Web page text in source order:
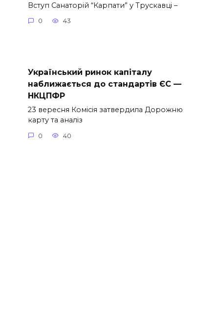
Вступ Санаторій “Карпати” у Трускавці –
0 43
Український ринок капіталу
наближається до стандартів ЄС —
НКЦПФР
23 вересня Комісія затвердила Дорожню
карту та аналіз
0 40